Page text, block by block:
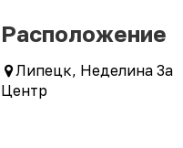
Расположение
Липецк, Неделина 3а
Центр